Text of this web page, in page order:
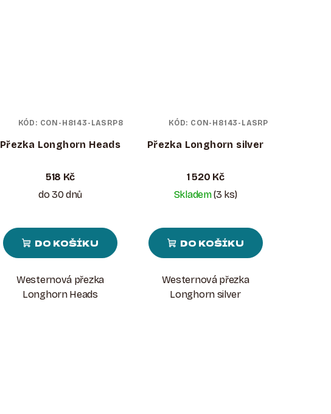
Přezka Longhorn Heads
518 Kč
do 30 dnů
DO KOŠÍKU
Westernová přezka
Longhorn Heads
KÓD: CON-H8143-LASRP8
Přezka Longhorn silver
1 520 Kč
Skladem(3 ks)
DO KOŠÍKU
Westernová přezka
Longhorn silver
KÓD: CON-H8143-LASRP